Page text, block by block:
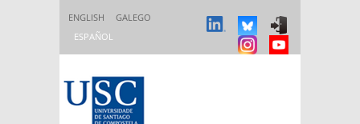
ENGLISH
GALEGO
ESPAÑOL